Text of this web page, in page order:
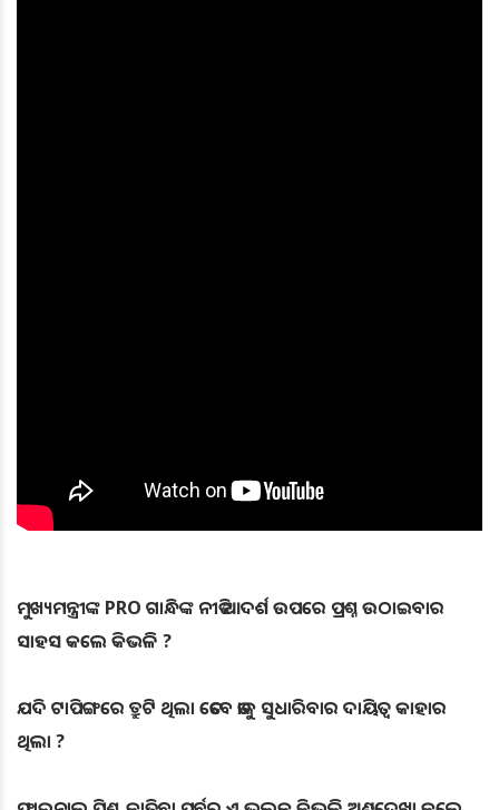
ମୁଖ୍ୟମନ୍ତ୍ରୀଙ୍କ PRO ଗାନ୍ଧିଙ୍କ ନୀତି ଆଦର୍ଶ ଉପରେ ପ୍ରଶ୍ନ ଉଠାଇବାର
ସାହସ କଲେ କିଭଳି ?
ଯଦି ଟାପିଙ୍ଗରେ ତ୍ରୁଟି ଥିଲା ତେବେ ତାକୁ ସୁଧାରିବାର ଦାୟିତ୍ବ କାହାର
ଥିଲା ?